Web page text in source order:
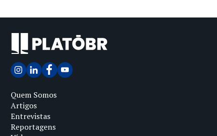
Quem Somos
Artigos
Entrevistas
Reportagens